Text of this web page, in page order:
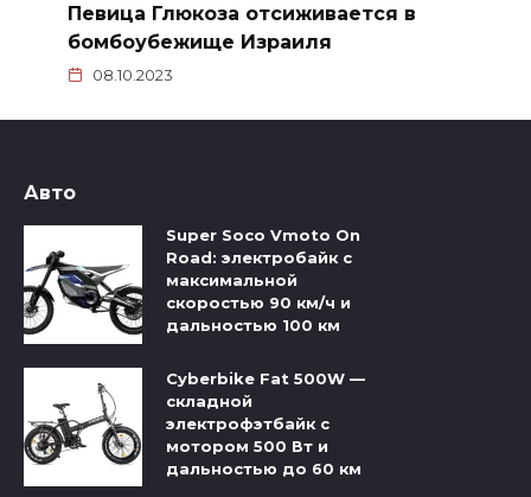
Певица Глюкоза отсиживается в
бомбоубежище Израиля
08.10.2023
Авто
Super Soco Vmoto On
Road: электробайк с
максимальной
скоростью 90 км/ч и
дальностью 100 км
Cyberbike Fat 500W —
складной
электрофэтбайк с
мотором 500 Вт и
дальностью до 60 км